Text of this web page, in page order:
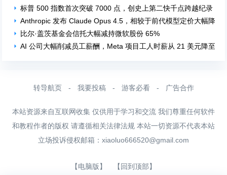
标普 500 指数首次突破 7000 点，创史上第二快千点跨越纪录
Anthropic 发布 Claude Opus 4.5，相较于前代模型定价大幅降低
比尔·盖茨基金会信托大幅减持微软股份 65%
AI 公司大幅削减员工薪酬，Meta 项目工人时薪从 21 美元降至
转导航页 - 我要投稿 - 游客必看 - 广告合作
本站资源来自互联网收集 仅供用于学习和交流 我们尊重任何软件
和教程作者的版权 请遵循相关法律法规 本站一切资源不代表本站
立场投诉侵权邮箱： xiaoluo666520@gmail.com
【电脑版】 【回到顶部】